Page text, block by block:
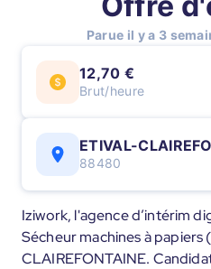
Parue il y a 3
12,70 €
Brut/heure
ETIVAL-
88480
Iziwork, l'agence d’intérim
Sécheur machines à papiers
CLAIREFONTAINE.